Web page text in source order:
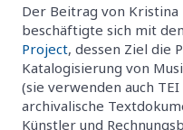
Der Beitrag von Kristina
beschäftigte sich mit
Project, dessen Ziel die
Katalogisierung von
(sie verwenden auch TEI
archivalische
Künstler und